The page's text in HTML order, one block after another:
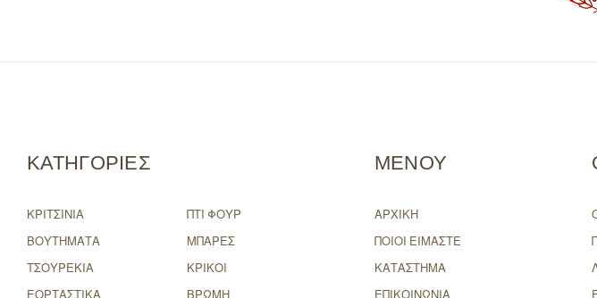
ΚΑΤΗΓΟΡΙΕΣ
ΚΡΙΤΣΙΝΙΑ
ΒΟΥΤΗΜΑΤΑ
ΤΣΟΥΡΕΚΙΑ
ΕΟΡΤΑΣΤΙΚΑ
ΠΤΙ ΦΟΥΡ
ΜΠΑΡΕΣ
ΚΡΙΚΟΙ
ΒΡΩΜΗ
ΜΕΝΟΥ
ΑΡΧΙΚΗ
ΠΟΙΟΙ ΕΙΜΑΣΤΕ
ΚΑΤΑΣΤΗΜΑ
ΕΠΙΚΟΙΝΩΝΙΑ